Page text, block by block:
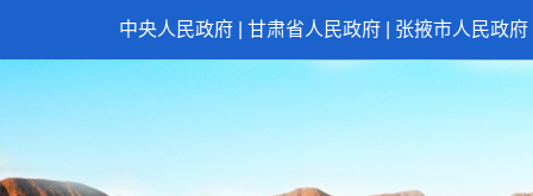
中央人民政府 甘肃省人民政府 张掖市人民政府